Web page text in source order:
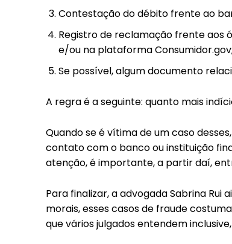
Contestação do débito frente ao
Registro de reclamação frente aos
e/ou na plataforma Consumidor.gov;
Se possível, algum documento
A regra é a seguinte: quanto mais
Quando se é vítima de um caso
contato com o banco ou instituição
atenção, é importante, a partir daí,
Para finalizar, a advogada Sabrina Rui
morais, esses casos de fraude
que vários julgados entendem